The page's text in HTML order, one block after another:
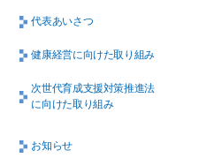
代表あいさつ
健康経営に向けた取り組み
次世代育成支援対策推進法
に向けた取り組み
お知らせ